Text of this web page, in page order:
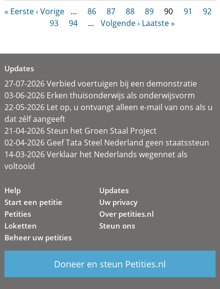
« Eerste‹ Vorige … 86 87 88 89 90 91
92
93
94 … Volgende › Laatste »
Updates
27-07-2026 Verbied voertuigen bij een demonstratie
03-06-2026 Erken thuisonderwijs als onderwijsvorm
22-05-2026 Let op, u ontvangt alleen e-mail van ons als u
dat zélf aangeeft
21-04-2026 Steun het Groen Staal Project
02-04-2026 Geef Tata Steel Nederland geen staatssteun
14-03-2026 Verklaar het Nederlands wegennet als
voltooid
Help
Start een petitie
Petities
Loketten
Beheer uw petities
Updates
Uw privacy
Over petities.nl
Steun ons
Doneer en steun Petities.nl